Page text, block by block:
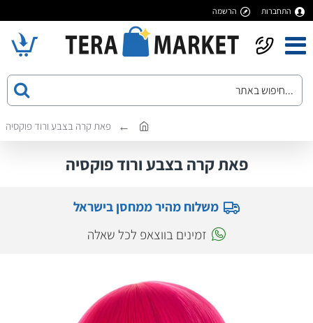
התחברות הרשמה
פאת קרה בצבע ורוד פוקסיה
פאת קרה בצבע ורוד פוקסיה
משלוח מהיר ממחסן בישראל
זמינים בווצאפ לכל שאלה